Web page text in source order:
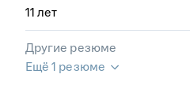
11 лет
Другие резюме
Ещё 1 резюме